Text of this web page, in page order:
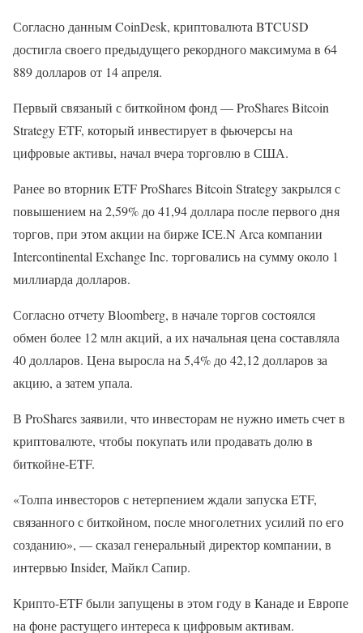
Согласно данным CoinDesk, криптовалюта BTCUSD
достигла своего предыдущего рекордного максимума в 64
889 долларов от 14 апреля.
Первый связаный с биткойном фонд — ProShares Bitcoin
Strategy ETF, который инвестирует в фьючерсы на
цифровые активы, начал вчера торговлю в США.
Ранее во вторник ETF ProShares Bitcoin Strategy закрылся с
повышением на 2,59% до 41,94 доллара после первого дня
торгов, при этом акции на бирже ICE.N Arca компании
Intercontinental Exchange Inc. торговались на сумму около 1
миллиарда долларов.
Согласно отчету Bloomberg, в начале торгов состоялся
обмен более 12 млн акций, а их начальная цена составляла
40 долларов. Цена выросла на 5,4% до 42,12 долларов за
акцию, а затем упала.
В ProShares заявили, что инвесторам не нужно иметь счет в
криптовалюте, чтобы покупать или продавать долю в
биткойне-ETF.
«Толпа инвесторов с нетерпением ждали запуска ETF,
связанного с биткойном, после многолетних усилий по его
созданию», — сказал генеральный директор компании, в
интервью Insider, Майкл Сапир.
Крипто-ETF были запущены в этом году в Канаде и Европе
на фоне растущего интереса к цифровым активам.